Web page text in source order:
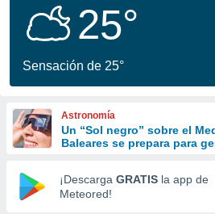
que se
calidad.
a este
las
y
forma
digital
basada
25°
Sensación de 25°
Astronomía
Un “Sol negro” sobre el
Baleares se prepara para
¡Descarga GRATIS la app de
Meteored!